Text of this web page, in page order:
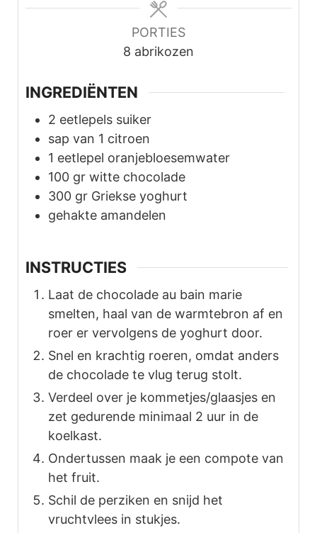
PORTIES
8 abrikozen
INGREDIËNTEN
2 eetlepels suiker
sap van 1 citroen
1 eetlepel oranjebloesemwater
100 gr witte chocolade
300 gr Griekse yoghurt
gehakte amandelen
INSTRUCTIES
Laat de chocolade au bain marie
smelten, haal van de warmtebron af en
roer er vervolgens de yoghurt door.
Snel en krachtig roeren, omdat anders
de chocolade te vlug terug stolt.
Verdeel over je kommetjes/glaasjes en
zet gedurende minimaal 2 uur in de
koelkast.
Ondertussen maak je een compote van
het fruit.
Schil de perziken en snijd het
vruchtvlees in stukjes.